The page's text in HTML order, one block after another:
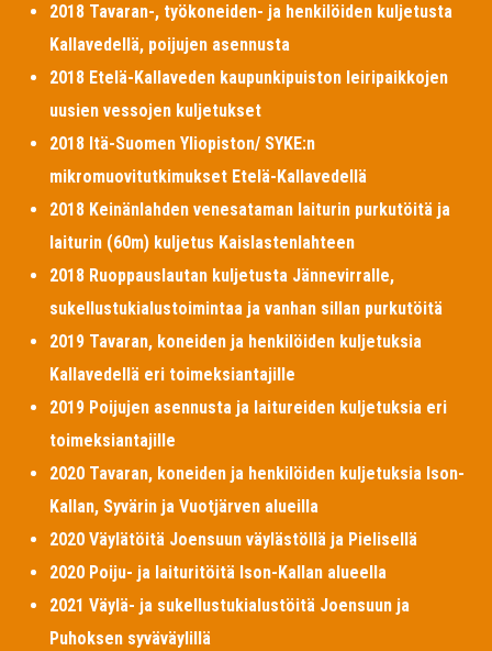
2018 Tavaran-, työkoneiden- ja henkilöiden kuljetusta
Kallavedellä, poijujen asennusta
2018 Etelä-Kallaveden kaupunkipuiston leiripaikkojen
uusien vessojen kuljetukset
2018 Itä-Suomen Yliopiston/ SYKE:n
mikromuovitutkimukset Etelä-Kallavedellä
2018 Keinänlahden venesataman laiturin purkutöitä ja
laiturin (60m) kuljetus Kaislastenlahteen
2018 Ruoppauslautan kuljetusta Jännevirralle,
sukellustukialustoimintaa ja vanhan sillan purkutöitä
2019 Tavaran, koneiden ja henkilöiden kuljetuksia
Kallavedellä eri toimeksiantajille
2019 Poijujen asennusta ja laitureiden kuljetuksia eri
toimeksiantajille
2020 Tavaran, koneiden ja henkilöiden kuljetuksia Ison-
Kallan, Syvärin ja Vuotjärven alueilla
2020 Väylätöitä Joensuun väylästöllä ja Pielisellä
2020 Poiju- ja laituritöitä Ison-Kallan alueella
2021 Väylä- ja sukellustukialustöitä Joensuun ja
Puhoksen syväväylillä